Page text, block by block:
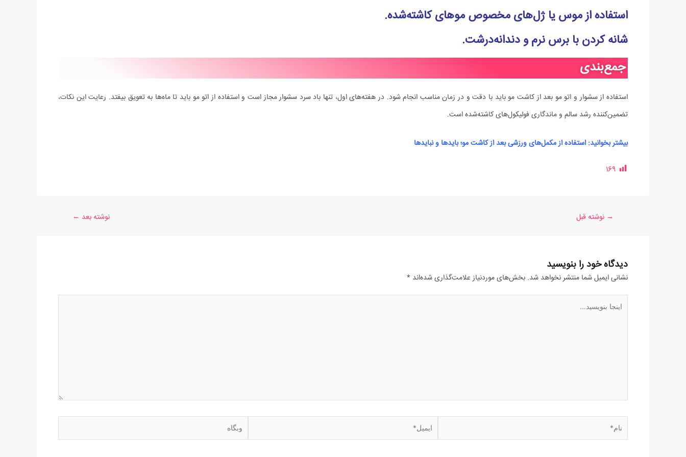
استفاده از موس یا ژل‌های مخصوص موهای کاشته‌شده.
شانه کردن با برس نرم و دندانه‌درشت.
جمع‌بندی
استفاده از سشوار و اتو مو بعد از کاشت مو باید با دقت و در زمان مناسب انجام شود. در هفته‌های اول، تنها باد سرد سشوار مجاز است و استفاده از اتو مو باید تا ماه‌ها به تعویق بیفتد. رعایت این نکات،
تضمین‌کننده رشد سالم و ماندگاری فولیکول‌های کاشته‌شده است.
بیشتر بخوانید: استفاده از مکمل‌های ورزشی بعد از کاشت مو؛ بایدها و نبایدها
169
→ نوشته قبل نوشته بعد ←
دیدگاه‌ خود را بنویسید
نشانی ایمیل شما منتشر نخواهد شد. بخش‌های موردنیاز علامت‌گذاری شده‌اند *
بنویسید…
وبگاه